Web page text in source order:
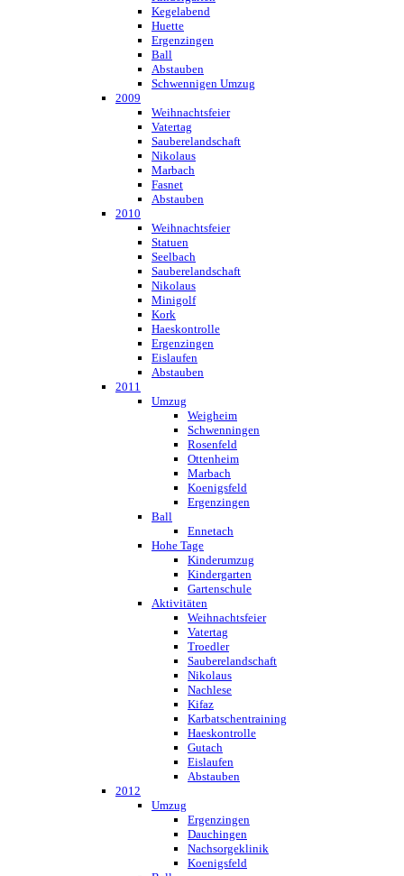
Kegelabend
Huette
Ergenzingen
Ball
Abstauben
Schwennigen Umzug
2009
Weihnachtsfeier
Vatertag
Sauberelandschaft
Nikolaus
Marbach
Fasnet
Abstauben
2010
Weihnachtsfeier
Statuen
Seelbach
Sauberelandschaft
Nikolaus
Minigolf
Kork
Haeskontrolle
Ergenzingen
Eislaufen
Abstauben
2011
Umzug
Weigheim
Schwenningen
Rosenfeld
Ottenheim
Marbach
Koenigsfeld
Ergenzingen
Ball
Ennetach
Hohe Tage
Kinderumzug
Kindergarten
Gartenschule
Aktivitäten
Weihnachtsfeier
Vatertag
Troedler
Sauberelandschaft
Nikolaus
Nachlese
Kifaz
Karbatschentraining
Haeskontrolle
Gutach
Eislaufen
Abstauben
2012
Umzug
Ergenzingen
Dauchingen
Nachsorgeklinik
Koenigsfeld